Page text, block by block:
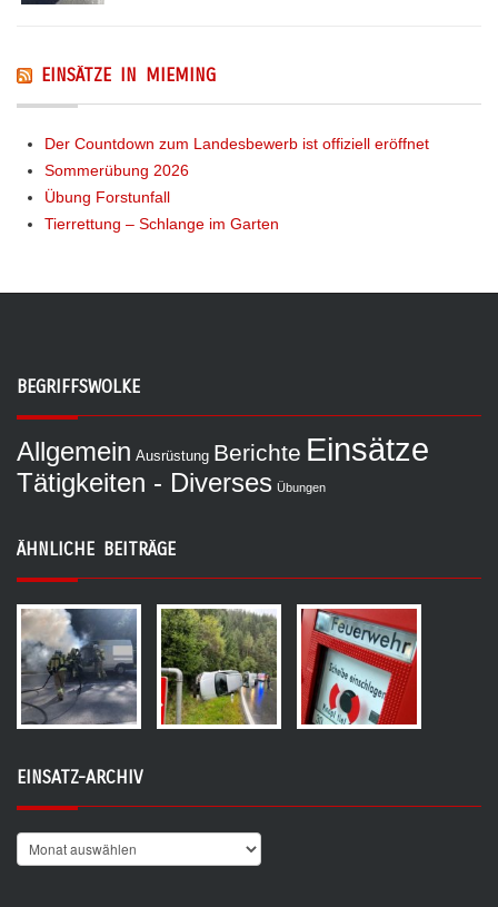
EINSÄTZE IN MIEMING
Der Countdown zum Landesbewerb ist offiziell eröffnet
Sommerübung 2026
Übung Forstunfall
Tierrettung – Schlange im Garten
BEGRIFFSWOLKE
Allgemein Ausrüstung Berichte Einsätze
Tätigkeiten - Diverses Übungen
ÄHNLICHE BEITRÄGE
EINSATZ-ARCHIV